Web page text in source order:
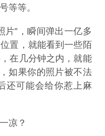
等等。
片”，瞬间弹出一亿多
置，就能看到一些陌
在几分钟之内，就能
如果你的照片被不法
还可能会给你惹上麻
凉？